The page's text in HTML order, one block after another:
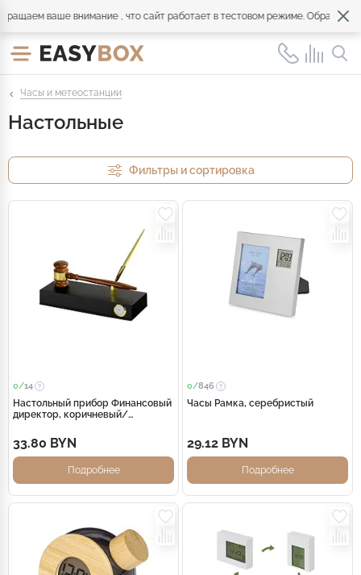
ваше внимание , что сайт работает в тестовом режиме. Обращайтесь по
Часы и метеостанции
Настольные
Фильтры и сортировка
0/14
Настольный прибор Финансовый
директор, коричневый/
33.80 BYN
Подробнее
0/846
Часы Рамка, серебристый
29.12 BYN
Подробнее